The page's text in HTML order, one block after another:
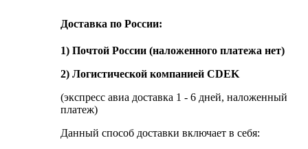
Доставка по России:
1) Почтой России (наложенного платежа нет)
2) Логистической компанией CDEK
(экспресс авиа доставка 1 - 6 дней, наложенный
платеж)
Данный способ доставки включает в себя: